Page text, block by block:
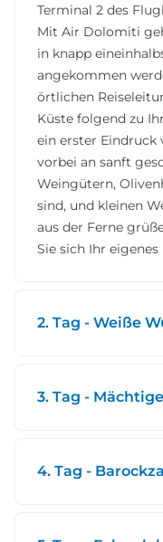
Terminal 2 des
Mit Air Dolomiti
in knapp
angekommen
örtlichen
Küste folgend zu
ein erster Eindruck
vorbei an sanft
Weingütern,
sind, und kleinen
aus der Ferne
Sie sich Ihr
2. Tag - Weiße
3. Tag -
4. Tag -